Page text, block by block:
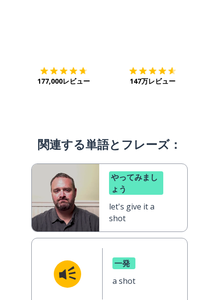
177,000レビュー 147万レビュー
関連する単語とフレーズ：
やってみまし
ょう
let's give it a
shot
一発
a shot